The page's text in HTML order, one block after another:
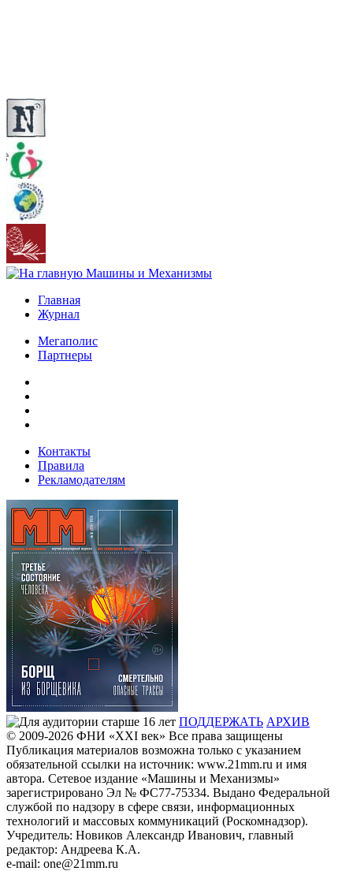
Главная
Журнал
Мегаполис
Партнеры
Контакты
Правила
Рекламодателям
ПОДДЕРЖАТЬ АРХИВ
© 2009-2026 ФHИ «XXI век» Все права защищены
Публикация материалов возможна только с указанием
обязательной ссылки на источник: www.21mm.ru и имя
автора. Сетевое издание «Машины и Механизмы»
зарегистрировано Эл № ФС77-75334. Выдано Федеральной
службой по надзору в сфере связи, информационных
технологий и массовых коммуникаций (Роскомнадзор).
Учредитель: Новиков Александр Иванович, главный
редактор: Андреева К.А.
e-mail: one@21mm.ru